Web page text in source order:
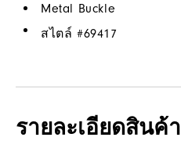
Metal Buckle
สไตล์ #69417
รายละเอียดสินค้า